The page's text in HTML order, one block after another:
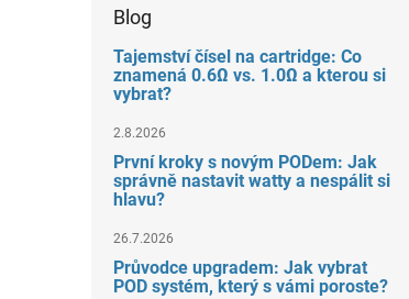
Blog
Tajemství čísel na cartridge: Co
znamená 0.6Ω vs. 1.0Ω a kterou si
vybrat?
2.8.2026
První kroky s novým PODem: Jak
správně nastavit watty a nespálit si
hlavu?
26.7.2026
Průvodce upgradem: Jak vybrat
POD systém, který s vámi poroste?